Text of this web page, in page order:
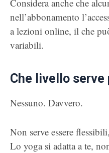
Considera anche che
nell’abbonamento
a lezioni online, il che
variabili.
Che livello serve
Nessuno. Davvero.
Non serve essere
Lo yoga si adatta a te,